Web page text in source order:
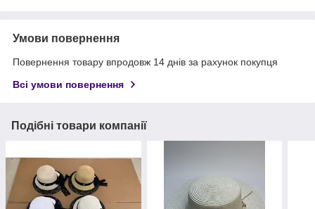
Умови повернення
Повернення товару впродовж 14 днів за рахунок покупця
Всі умови повернення
Подібні товари компанії